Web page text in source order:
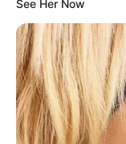
See Her Now